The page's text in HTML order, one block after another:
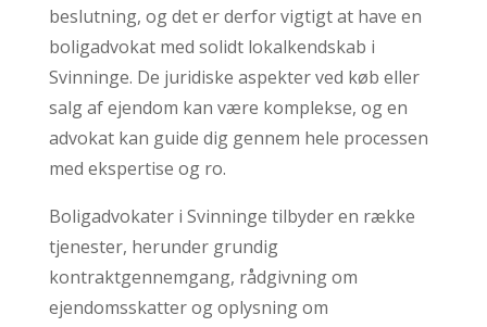
beslutning, og det er derfor vigtigt at have en
boligadvokat med solidt lokalkendskab i
Svinninge. De juridiske aspekter ved køb eller
salg af ejendom kan være komplekse, og en
advokat kan guide dig gennem hele processen
med ekspertise og ro.
Boligadvokater i Svinninge tilbyder en række
tjenester, herunder grundig
kontraktgennemgang, rådgivning om
ejendomsskatter og oplysning om